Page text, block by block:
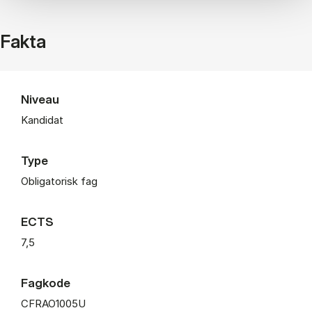
Fakta
Niveau
Kandidat
Type
Obligatorisk fag
ECTS
7,5
Fagkode
CFRAO1005U